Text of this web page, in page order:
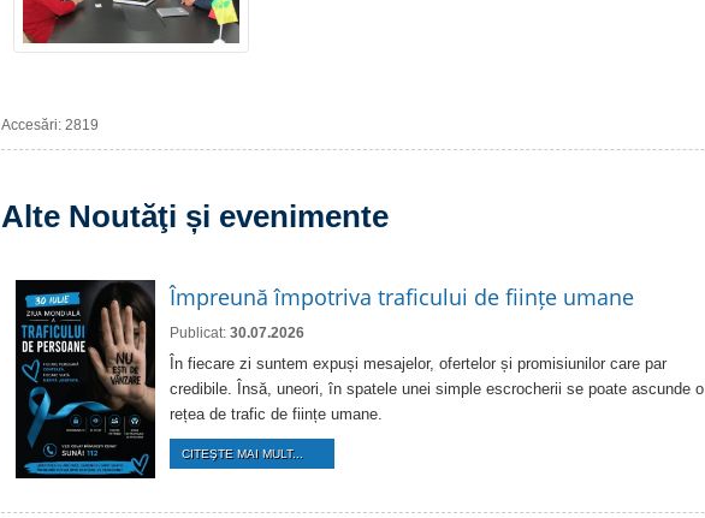
Accesări: 2819
Alte Noutăţi și evenimente
Împreună împotriva traficului de ființe umane
Publicat:30.07.2026
În fiecare zi suntem expuși mesajelor, ofertelor și promisiunilor care par
credibile. Însă, uneori, în spatele unei simple escrocherii se poate ascunde o
rețea de trafic de ființe umane.
CITEŞTE MAI MULT...